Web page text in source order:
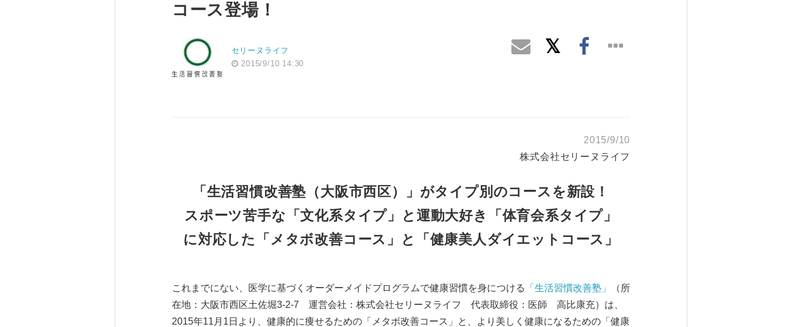
コース登場！
セリーヌライフ
2015/9/10 14:30
2015/9/10
株式会社セリーヌライフ
「生活習慣改善塾（大阪市西区）」がタイプ別のコースを新設！
スポーツ苦手な「文化系タイプ」と運動大好き「体育会系タイプ」
に対応した「メタボ改善コース」と「健康美人ダイエットコース」
これまでにない、医学に基づくオーダーメイドプログラムで健康習慣を身につける 「生活習慣改善塾」
（所
在地：大阪市西区土佐堀3-2-7 運営会社：株式会社セリーヌライフ 代表取締役：医師 高比康充）は、
2015年11月1日より、健康的に痩せるための「メタボ改善コース」と、より美しく健康になるための「健康